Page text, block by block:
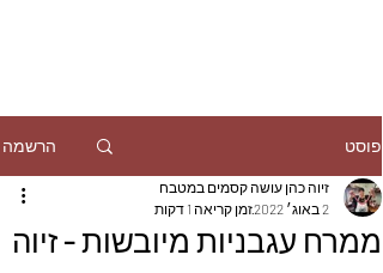
פוסט הרשמה
ממרח עגבניות מיובשות - זיוה
זיוה כהן עושה קסמים במטבח
2 באוג׳ 2022
זמן קריאה 1 דקות